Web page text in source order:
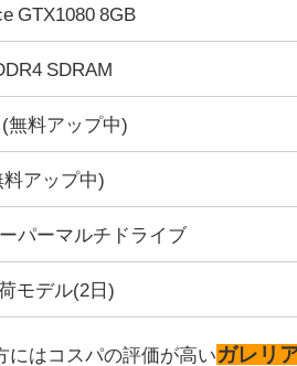
GTX1080 8GB
SDRAM
(無料アップ中)
料アップ中)
パーマルチドライブ
モデル(2日)
にはコスパの評価が高いガレリ